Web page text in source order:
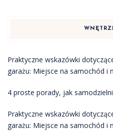
Praktyczne wskazówki
garażu: Miejsce na samochód i
4 proste porady, jak
Praktyczne wskazówki
garażu: Miejsce na samochód i